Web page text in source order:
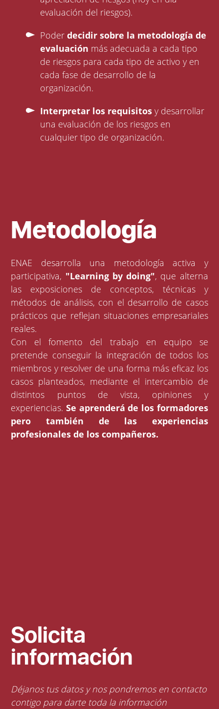
evaluación del riesgos).
Poderdecidir sobre la metodología de
evaluación más adecuada a cada tipo
de riesgos para cada tipo de activo y en
cada fase de desarrollo de la
organización.
Interpretar los requisitos y desarrollar
una evaluación de los riesgos en
cualquier tipo de organización.
Metodología
ENAE desarrolla una metodología activa y
participativa, "Learning by doing", que alterna
las exposiciones de conceptos, técnicas y
métodos de análisis, con el desarrollo de casos
prácticos que reflejan situaciones empresariales
reales.
Con el fomento del trabajo en equipo se
pretende conseguir la integración de todos los
miembros y resolver de una forma más eficaz los
casos planteados, mediante el intercambio de
distintos puntos de vista, opiniones y
experiencias.Se aprenderá de los formadores
pero también de las experiencias
profesionales de los compañeros.
Solicita
información
Déjanos tus datos y nos pondremos en contacto
contigo para darte toda la información